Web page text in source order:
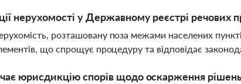
нерухомості у Державному реєстрі речових
розташовану поза межами населених
що спрощує процедуру та відповідає
юрисдикцію спорів щодо оскарження